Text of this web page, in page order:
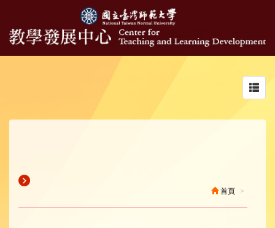
首頁